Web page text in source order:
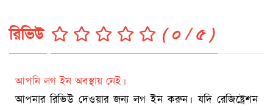
রিভিউ ( ০ / ৫ )
আপনি লগ ইন অবস্থায় নেই।
আপনার রিভিউ দেওয়ার জন্য লগ ইন করুন। যদি রেজিষ্ট্রেশন